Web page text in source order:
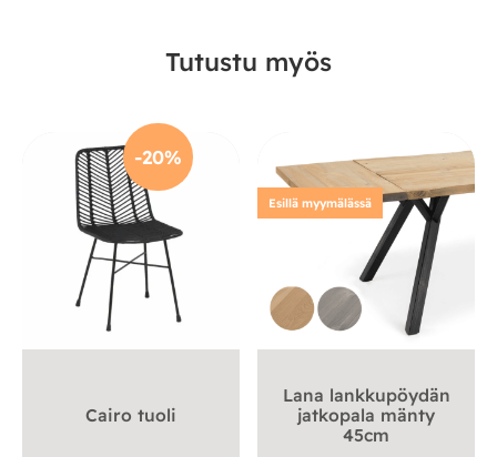
Tutustu myös
-20%
Cairo tuoli
Esillä myymälässä
Lana lankkupöydän
jatkopala mänty
45cm